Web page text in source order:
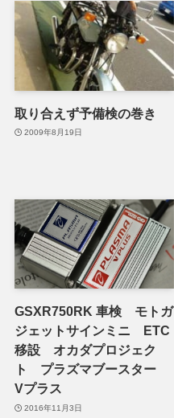
取り合えず予備検の巻き
2009年8月19日
GSXR750RK 車検 モトガ
ジェットサインミニ ETC
移設 オカダプロジェク
ト プラズマブースター
Vプラス
2016年11月3日